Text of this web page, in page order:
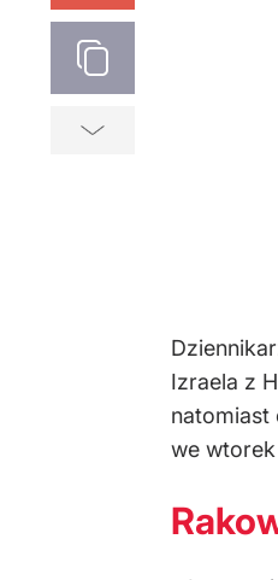
Izraela z
natomiast
we wtorek